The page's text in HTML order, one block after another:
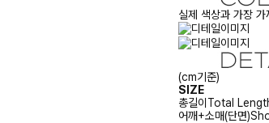
실제 색상과 가장
(cm기준)
SIZE
총길이Total
어깨+소매(단면)